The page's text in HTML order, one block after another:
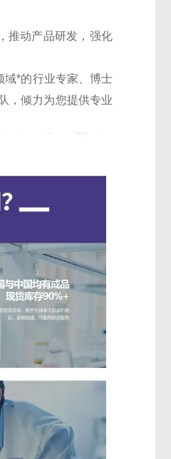
推动产品研发，强化
域*的行业专家、博士
，倾力为您提供专业